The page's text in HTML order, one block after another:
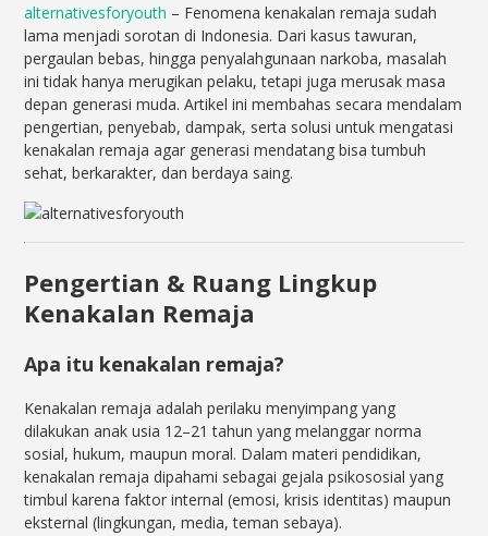
alternativesforyouth – Fenomena kenakalan remaja sudah
lama menjadi sorotan di Indonesia. Dari kasus tawuran,
pergaulan bebas, hingga penyalahgunaan narkoba, masalah
ini tidak hanya merugikan pelaku, tetapi juga merusak masa
depan generasi muda. Artikel ini membahas secara mendalam
pengertian, penyebab, dampak, serta solusi untuk mengatasi
kenakalan remaja agar generasi mendatang bisa tumbuh
sehat, berkarakter, dan berdaya saing.
Pengertian & Ruang Lingkup
Kenakalan Remaja
Apa itu kenakalan remaja?
Kenakalan remaja adalah perilaku menyimpang yang
dilakukan anak usia 12–21 tahun yang melanggar norma
sosial, hukum, maupun moral. Dalam materi pendidikan,
kenakalan remaja dipahami sebagai gejala psikososial yang
timbul karena faktor internal (emosi, krisis identitas) maupun
eksternal (lingkungan, media, teman sebaya).